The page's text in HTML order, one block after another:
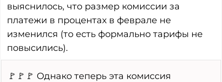
выяснилось, что размер комиссии за
платежи в процентах в феврале не
изменился (то есть формально тарифы не
повысились).
🚩🚩🚩 Однако теперь эта комиссия